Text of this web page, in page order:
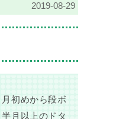
2019-08-29
初めから段ボ
月以上のドタ